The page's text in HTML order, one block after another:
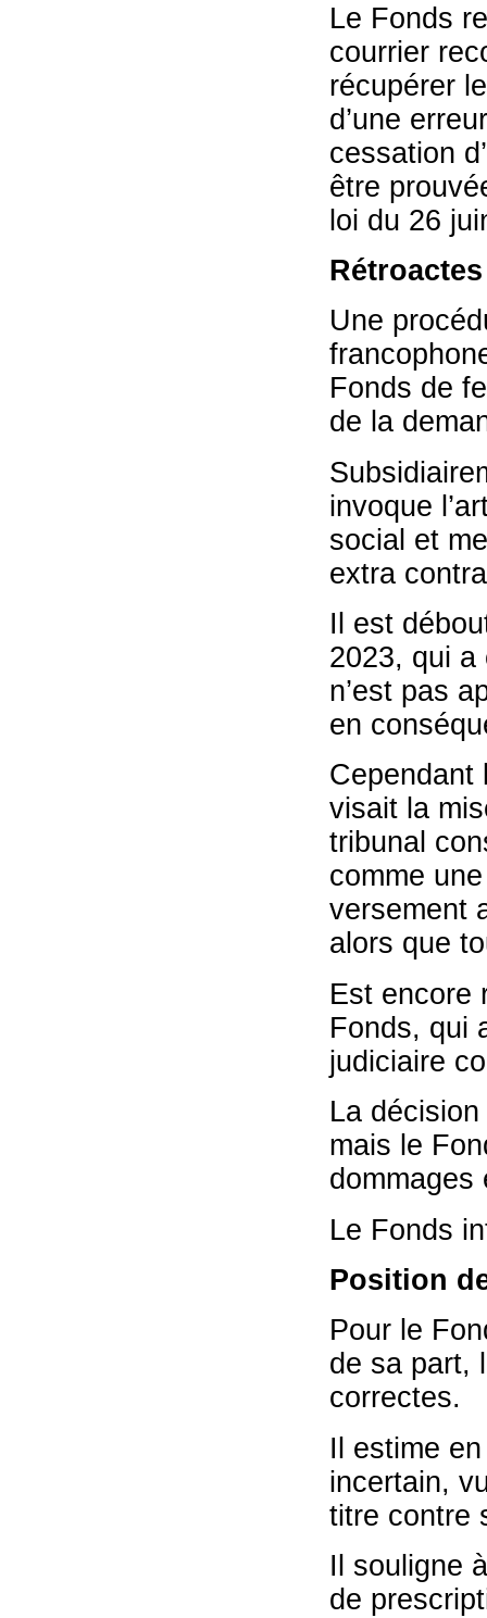
Le Fonds
courrier
récupérer
d’une
cessation
être
loi du 26
Une
Fonds de
de la
invoque
social et
extra
Il est
2023, qui a
n’est pas
en
Cependant
visait la
tribunal
comme
versement
alors que
Est encore
Fonds, qui
judiciaire
La
mais le
dommages
Le Fonds
Position
Pour le
de sa part,
correctes.
Il estime
incertain,
titre contre
Il souligne
de